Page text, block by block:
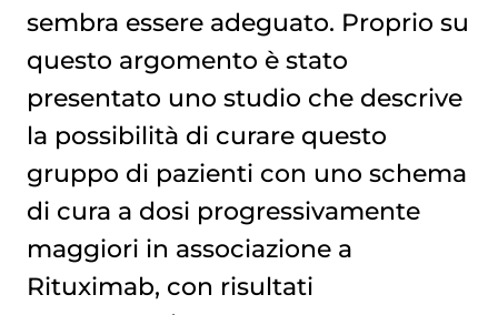
sembra essere adeguato. Proprio su
questo argomento è stato
presentato uno studio che descrive
la possibilità di curare questo
gruppo di pazienti con uno schema
di cura a dosi progressivamente
maggiori in associazione a
Rituximab, con risultati